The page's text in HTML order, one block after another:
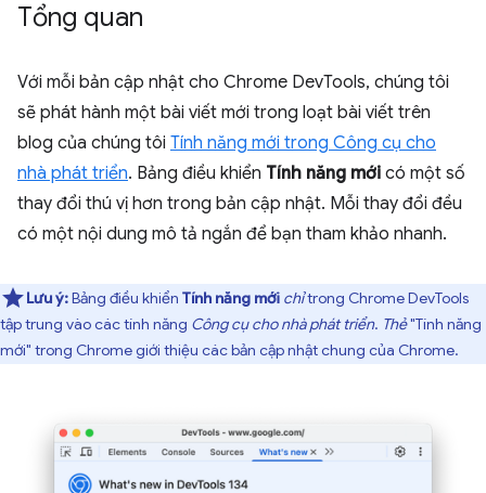
Tổng quan
Với mỗi bản cập nhật cho Chrome DevTools, chúng tôi
sẽ phát hành một bài viết mới trong loạt bài viết trên
blog của chúng tôi Tính năng mới trong Công cụ cho
nhà phát triển. Bảng điều khiển Tính năng mới có một số
thay đổi thú vị hơn trong bản cập nhật. Mỗi thay đổi đều
có một nội dung mô tả ngắn để bạn tham khảo nhanh.
Lưu ý:Bảng điều khiển Tính năng mới chỉtrong Chrome DevTools
tập trung vào các tính năng Công cụ cho nhà phát triển. Thẻ"Tính năng
mới" trong Chrome giới thiệu các bản cập nhật chung của Chrome.